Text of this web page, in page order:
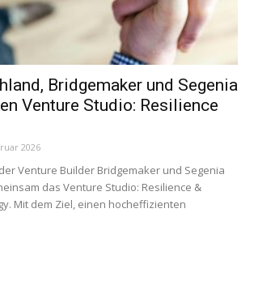
Bridgemaker und Segenia
Venture Studio: Resilience
2026
Venture Builder Bridgemaker und Segenia
das Venture Studio: Resilience &
Mit dem Ziel, einen hocheffizienten